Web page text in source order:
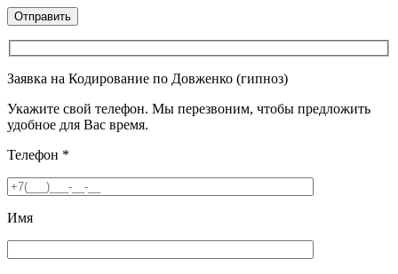
Заявка на Кодирование по Довженко (гипноз)
Укажите свой телефон. Мы перезвоним, чтобы предложить
удобное для Вас время.
Телефон *
Имя